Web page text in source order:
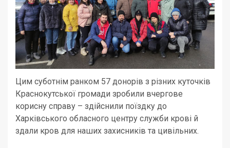
Цим суботнім ранком 57 донорів з різних куточків
Краснокутської громади зробили вчергове
корисну справу – здійснили поїздку до
Харківського обласного центру служби крові й
здали кров для наших захисників та цивільних.